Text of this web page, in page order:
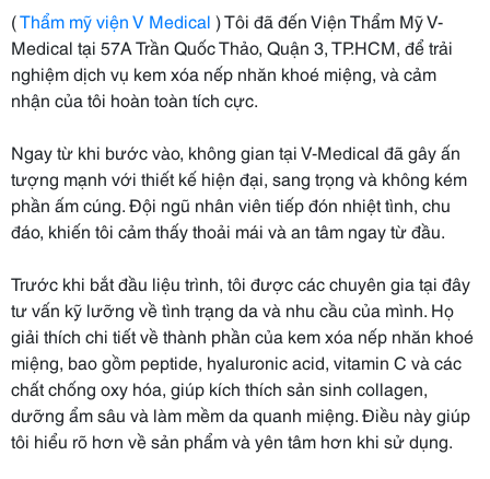
(Thẩm mỹ viện V Medical ) Tôi đã đến Viện Thẩm Mỹ V-
Medical tại 57A Trần Quốc Thảo, Quận 3, TP.HCM, để trải
nghiệm dịch vụ kem xóa nếp nhăn khoé miệng, và cảm
nhận của tôi hoàn toàn tích cực.
Ngay từ khi bước vào, không gian tại V-Medical đã gây ấn
tượng mạnh với thiết kế hiện đại, sang trọng và không kém
phần ấm cúng. Đội ngũ nhân viên tiếp đón nhiệt tình, chu
đáo, khiến tôi cảm thấy thoải mái và an tâm ngay từ đầu.
Trước khi bắt đầu liệu trình, tôi được các chuyên gia tại đây
tư vấn kỹ lưỡng về tình trạng da và nhu cầu của mình. Họ
giải thích chi tiết về thành phần của kem xóa nếp nhăn khoé
miệng, bao gồm peptide, hyaluronic acid, vitamin C và các
chất chống oxy hóa, giúp kích thích sản sinh collagen,
dưỡng ẩm sâu và làm mềm da quanh miệng. Điều này giúp
tôi hiểu rõ hơn về sản phẩm và yên tâm hơn khi sử dụng.